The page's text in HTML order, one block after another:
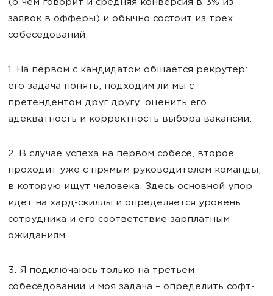
(о чем говорит и средняя конверсия в 3% из
заявок в офферы) и обычно состоит из трех
собеседований:
1. На первом с кандидатом общается рекрутер:
его задача понять, подходим ли мы с
претендентом друг другу, оценить его
адекватность и корректность выбора вакансии.
2. В случае успеха на первом собесе, второе
проходит уже с прямым руководителем команды,
в которую ищут человека. Здесь основной упор
идет на хард-скиллы и определяется уровень
сотрудника и его соответствие зарплатным
ожиданиям.
3. Я подключаюсь только на третьем
собеседовании и моя задача – определить софт-